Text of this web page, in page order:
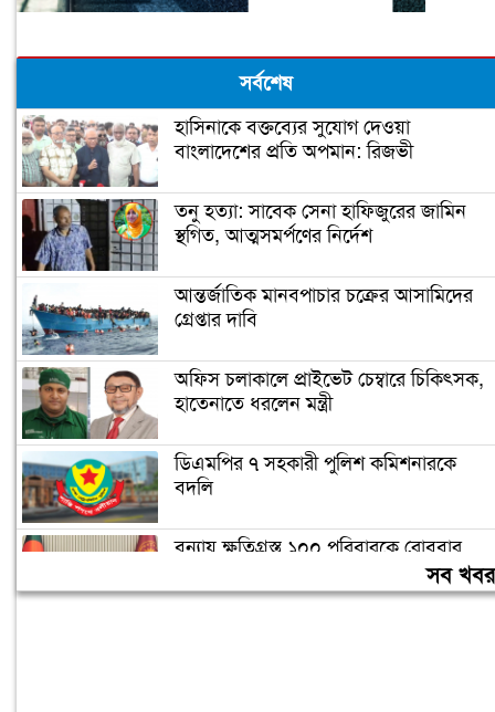
সর্বশেষ
হাসিনাকে বক্তব্যের সুযোগ দেওয়া
বাংলাদেশের প্রতি অপমান: রিজভী
তনু হত্যা: সাবেক সেনা হাফিজুরের জামিন
স্থগিত, আত্মসমর্পণের নির্দেশ
আন্তর্জাতিক মানবপাচার চক্রের আসামিদের
গ্রেপ্তার দাবি
অফিস চলাকালে প্রাইভেট চেম্বারে চিকিৎসক,
হাতেনাতে ধরলেন মন্ত্রী
ডিএমপির ৭ সহকারী পুলিশ কমিশনারকে
বদলি
বন্যায় ক্ষতিগ্রস্ত ১০০ পরিবারকে রোববার
সব